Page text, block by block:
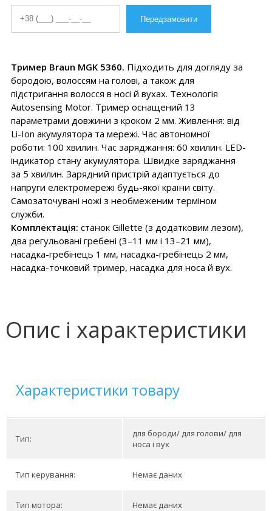
Тример Braun MGK 5360. Підходить для догляду за
бородою, волоссям на голові, а також для
підстригання волосся в носі й вухах. Технологія
Autosensing Motor. Тример оснащений 13
параметрами довжини з кроком 2 мм. Живлення: від
Li-Ion акумулятора та мережі. Час автономної
роботи: 100 хвилин. Час заряджання: 60 хвилин. LED-
індикатор стану акумулятора. Швидке заряджання
за 5 хвилин. Зарядний пристрій адаптується до
напруги електромережі будь-якої країни світу.
Самозаточувані ножі з необмеженим терміном
служби.
Комплектація: станок Gillette (з додатковим лезом),
два регульовані гребені (3–11 мм і 13–21 мм),
насадка-гребінець 1 мм, насадка-гребінець 2 мм,
насадка-точковий тример, насадка для носа й вух.
Опис і характеристики
Характеристики товару
Тип:
для бороди/ для голови/ для
носа і вух
Тип керування: Немає даних
Тип мотора: Немає даних